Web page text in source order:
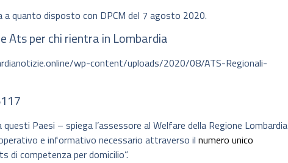
a quanto disposto con DPCM del 7 agosto 2020.
Ats per chi rientra in Lombardia
wp-content/uploads/2020/08/ATS-Regionali-
Paesi – spiega l’assessore al Welfare della Regione Lombardia
e informativo necessario attraverso il numero unico
di competenza per domicilio”.